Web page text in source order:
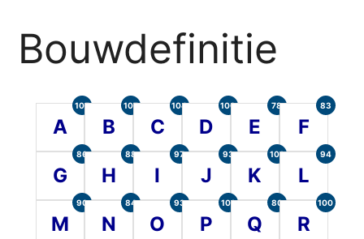
Bouwdefinitie
A
105
B
107
C
104
D
100
E
78
F
83
G
86
H
88
I
97
J
93
K
101
L
94
M
90
N
84
O
93
P
101
Q
80
R
100